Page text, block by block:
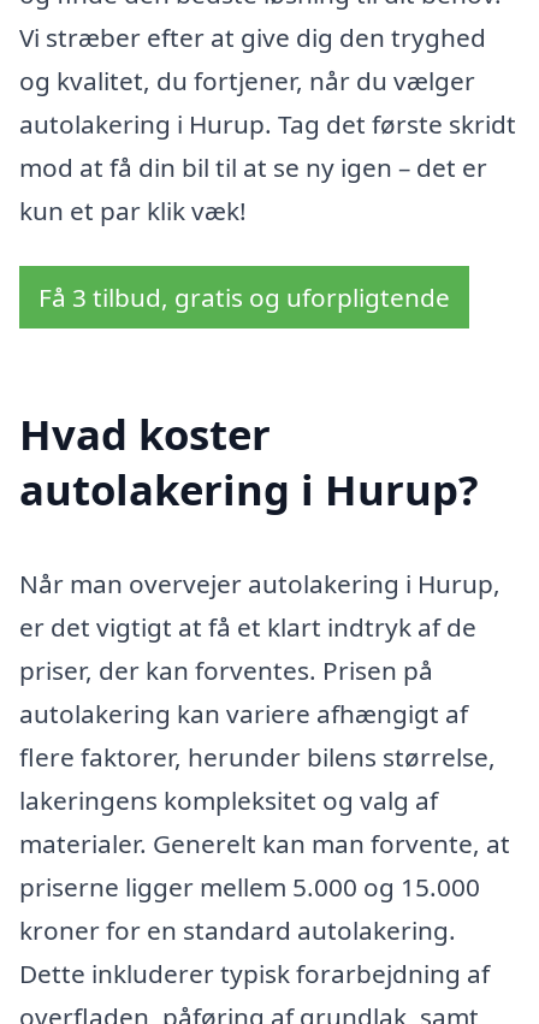
Vi stræber efter at give dig den tryghed
og kvalitet, du fortjener, når du vælger
autolakering i Hurup. Tag det første skridt
mod at få din bil til at se ny igen – det er
kun et par klik væk!
Få 3 tilbud, gratis og uforpligtende
Hvad koster
autolakering i Hurup?
Når man overvejer autolakering i Hurup,
er det vigtigt at få et klart indtryk af de
priser, der kan forventes. Prisen på
autolakering kan variere afhængigt af
flere faktorer, herunder bilens størrelse,
lakeringens kompleksitet og valg af
materialer. Generelt kan man forvente, at
priserne ligger mellem 5.000 og 15.000
kroner for en standard autolakering.
Dette inkluderer typisk forarbejdning af
overfladen, påføring af grundlak, samt